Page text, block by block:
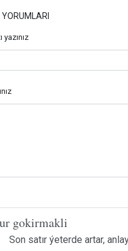
YORUMLARI
yazınız
gokirmakli
Son satır ýeterde artar,